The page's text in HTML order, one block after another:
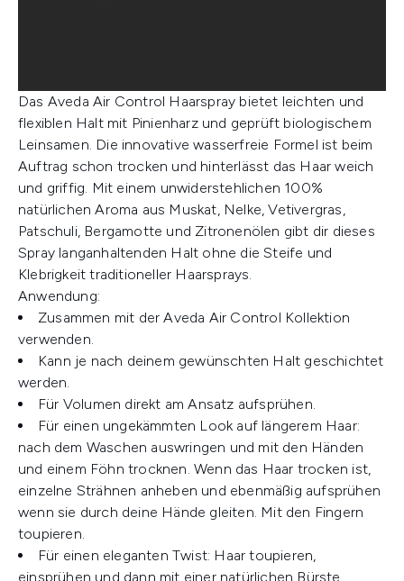
Das Aveda Air Control Haarspray bietet leichten und
flexiblen Halt mit Pinienharz und geprüft biologischem
Leinsamen. Die innovative wasserfreie Formel ist beim
Auftrag schon trocken und hinterlässt das Haar weich
und griffig. Mit einem unwiderstehlichen 100%
natürlichen Aroma aus Muskat, Nelke, Vetivergras,
Patschuli, Bergamotte und Zitronenölen gibt dir dieses
Spray langanhaltenden Halt ohne die Steife und
Klebrigkeit traditioneller Haarsprays.
Anwendung:
Zusammen mit der Aveda Air Control Kollektion
verwenden.
Kann je nach deinem gewünschten Halt geschichtet
werden.
Für Volumen direkt am Ansatz aufsprühen.
Für einen ungekämmten Look auf längerem Haar:
nach dem Waschen auswringen und mit den Händen
und einem Föhn trocknen. Wenn das Haar trocken ist,
einzelne Strähnen anheben und ebenmäßig aufsprühen
wenn sie durch deine Hände gleiten. Mit den Fingern
toupieren.
Für einen eleganten Twist: Haar toupieren,
einsprühen und dann mit einer natürlichen Bürste